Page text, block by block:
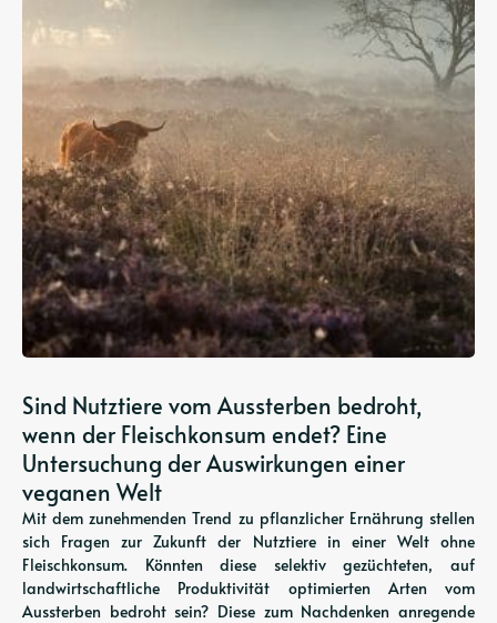
Sind Nutztiere vom Aussterben bedroht,
wenn der Fleischkonsum endet? Eine
Untersuchung der Auswirkungen einer
veganen Welt
Mit dem zunehmenden Trend zu pflanzlicher Ernährung stellen
sich Fragen zur Zukunft der Nutztiere in einer Welt ohne
Fleischkonsum. Könnten diese selektiv gezüchteten, auf
landwirtschaftliche Produktivität optimierten Arten vom
Aussterben bedroht sein? Diese zum Nachdenken anregende